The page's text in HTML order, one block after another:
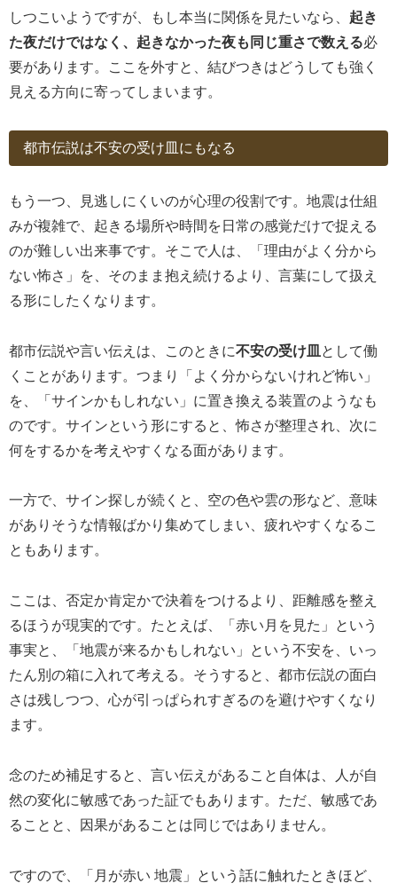
しつこいようですが、もし本当に関係を見たいなら、 起き
た夜だけではなく、起きなかった夜も同じ重さで数える必
要があります。ここを外すと、結びつきはどうしても強く
見える方向に寄ってしまいます。
都市伝説は不安の受け皿にもなる
もう一つ、見逃しにくいのが心理の役割です。地震は仕組
みが複雑で、起きる場所や時間を日常の感覚だけで捉える
のが難しい出来事です。そこで人は、「理由がよく分から
ない怖さ」を、そのまま抱え続けるより、言葉にして扱え
る形にしたくなります。
都市伝説や言い伝えは、このときに不安の受け皿 として働
くことがあります。つまり「よく分からないけれど怖い」
を、「サインかもしれない」に置き換える装置のようなも
のです。サインという形にすると、怖さが整理され、次に
何をするかを考えやすくなる面があります。
一方で、サイン探しが続くと、空の色や雲の形など、意味
がありそうな情報ばかり集めてしまい、疲れやすくなるこ
ともあります。
ここは、否定か肯定かで決着をつけるより、距離感を整え
るほうが現実的です。たとえば、「赤い月を見た」という
事実と、「地震が来るかもしれない」という不安を、いっ
たん別の箱に入れて考える。そうすると、都市伝説の面白
さは残しつつ、心が引っぱられすぎるのを避けやすくなり
ます。
念のため補足すると、言い伝えがあること自体は、人が自
然の変化に敏感であった証でもあります。ただ、敏感であ
ることと、因果があることは同じではありません。
ですので、「月が赤い 地震」という話に触れたときほど、